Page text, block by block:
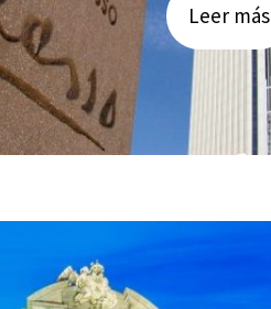
Leer más